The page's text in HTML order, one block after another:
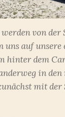
von der
auf unsere
hinter dem
in
mit